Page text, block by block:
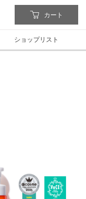
カート
ショップリスト